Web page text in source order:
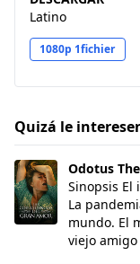
Latino
1080p 1fichier
Quizá le
Odotus The Wait
Odotus
Sinopsis El
La
mundo. El
viejo